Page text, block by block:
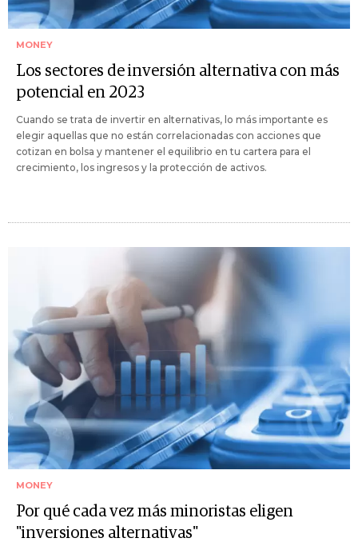
MONEY
Los sectores de inversión alternativa con más
potencial en 2023
Cuando se trata de invertir en alternativas, lo más importante es
elegir aquellas que no están correlacionadas con acciones que
cotizan en bolsa y mantener el equilibrio en tu cartera para el
crecimiento, los ingresos y la protección de activos.
MONEY
Por qué cada vez más minoristas eligen
"inversiones alternativas"